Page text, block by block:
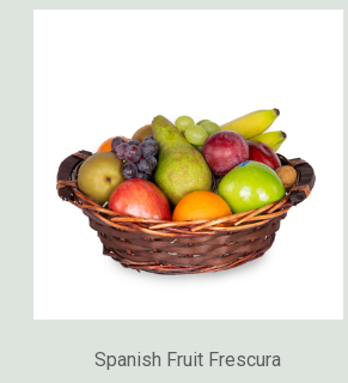
Spanish Fruit Frescura